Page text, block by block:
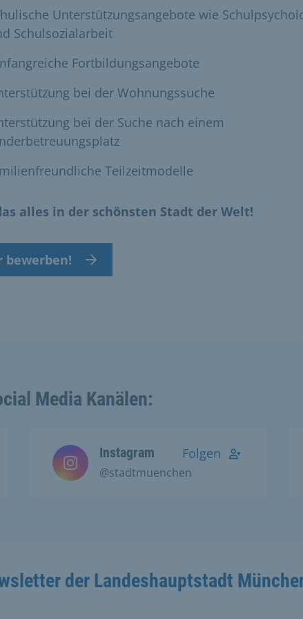
Unterstützungsangebote wie
Schulsozialarbeit
Fortbildungsangebote
bei der Wohnungssuche
bei der Suche nach einem
Teilzeitmodelle
alles in der schönsten Stadt der Welt!
bewerben!
Media Kanälen:
Instagram
@stadtmuenchen
Folgen
der Landeshauptstadt